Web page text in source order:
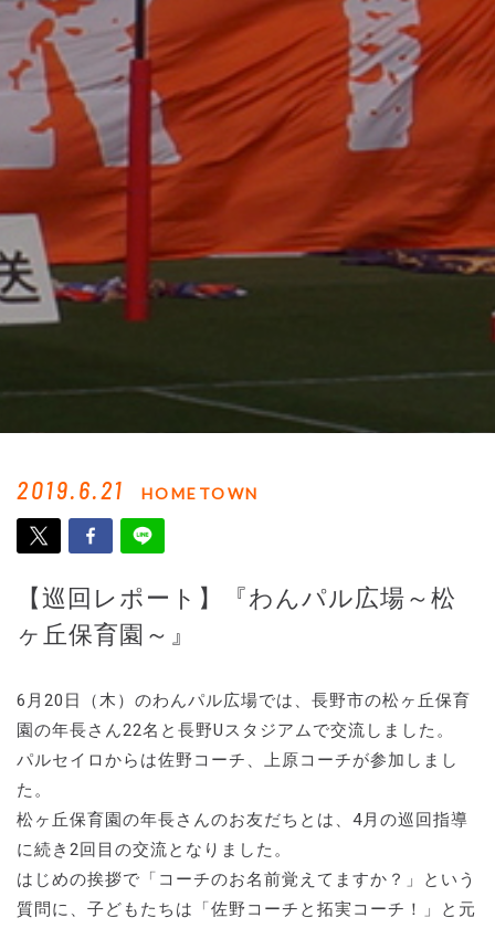
2019.6.21 HOMETOWN
【巡回レポート】『わんパル広場～松
ヶ丘保育園～』
6月20日（木）のわんパル広場では、長野市の松ヶ丘保育
園の年長さん22名と長野Uスタジアムで交流しました。
パルセイロからは佐野コーチ、上原コーチが参加しまし
た。
松ヶ丘保育園の年長さんのお友だちとは、4月の巡回指導
に続き2回目の交流となりました。
はじめの挨拶で「コーチのお名前覚えてますか？」という
質問に、子どもたちは「佐野コーチと拓実コーチ！」と元